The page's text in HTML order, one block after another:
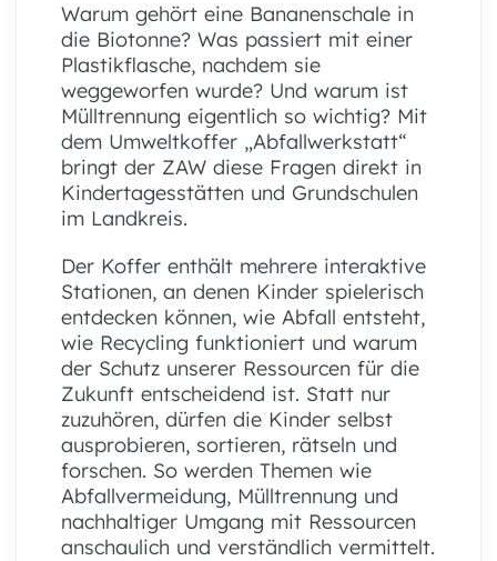
Warum gehört eine Bananenschale in
die Biotonne? Was passiert mit einer
Plastikflasche, nachdem sie
weggeworfen wurde? Und warum ist
Mülltrennung eigentlich so wichtig? Mit
dem Umweltkoffer „Abfallwerkstatt“
bringt der ZAW diese Fragen direkt in
Kindertagesstätten und Grundschulen
im Landkreis.
Der Koffer enthält mehrere interaktive
Stationen, an denen Kinder spielerisch
entdecken können, wie Abfall entsteht,
wie Recycling funktioniert und warum
der Schutz unserer Ressourcen für die
Zukunft entscheidend ist. Statt nur
zuzuhören, dürfen die Kinder selbst
ausprobieren, sortieren, rätseln und
forschen. So werden Themen wie
Abfallvermeidung, Mülltrennung und
nachhaltiger Umgang mit Ressourcen
anschaulich und verständlich vermittelt.